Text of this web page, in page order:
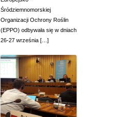
Śródziemnomorskiej
Organizacji Ochrony Roślin
(EPPO) odbywała się w dniach
26-27 września […]